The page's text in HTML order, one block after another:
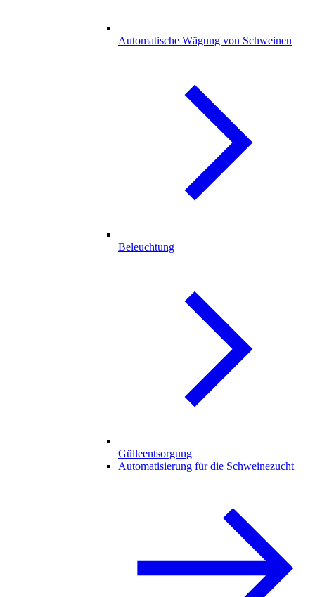
Automatische Wägung von Schweinen
Beleuchtung
Gülleentsorgung
Automatisierung für die Schweinezucht